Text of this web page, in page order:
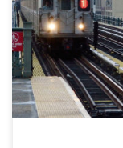
por la calle.
opresión como
personas de
riesgo de